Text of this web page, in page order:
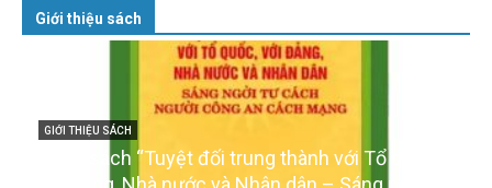
Giới thiệu sách
GIỚI THIỆU SÁCH
Cuốn sách “Tuyệt đối trung thành với Tổ quốc,